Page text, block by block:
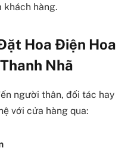
khách hàng.
Hoa Điện Hoa
Nhã
người thân, đối tác hay
với cửa hàng qua: